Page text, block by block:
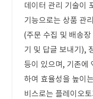
데이터 관리 기술이
기능으로는 상품 관
(주문 수집 및 배송
기 및 답글 보내기),
등이 있으며, 기존에
하여 효율성을 높이
비스로는 플레이오